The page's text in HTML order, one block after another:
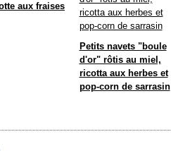
aux fraises
Petits navets "boule
d'or" rôtis au miel,
ricotta aux herbes et
pop-corn de sarrasin